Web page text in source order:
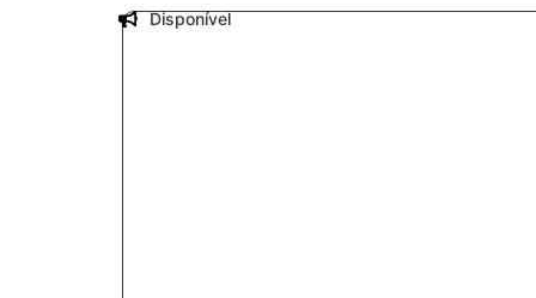
Disponível